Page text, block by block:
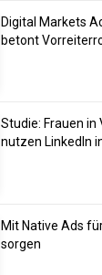
Digital Markets
betont
Studie: Frauen
nutzen LinkedIn
Mit Native Ads
sorgen